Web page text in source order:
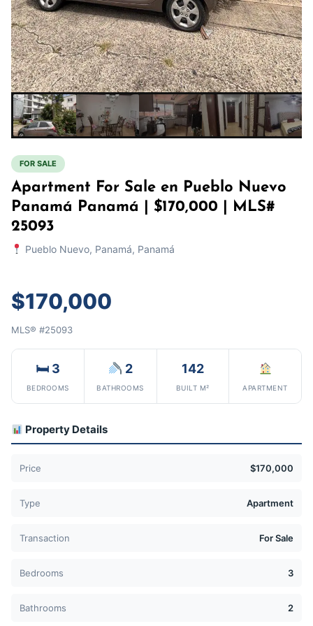
FOR SALE
Apartment For Sale en Pueblo Nuevo
Panamá Panamá | $170,000 | MLS#
25093
Pueblo Nuevo, Panamá, Panamá
$170,000
MLS® #25093
🛏 3
BEDROOMS
2
BATHROOMS
142
BUILT M² APARTMENT
Property Details
Price $170,000
Type Apartment
Transaction For Sale
Bedrooms 3
Bathrooms 2